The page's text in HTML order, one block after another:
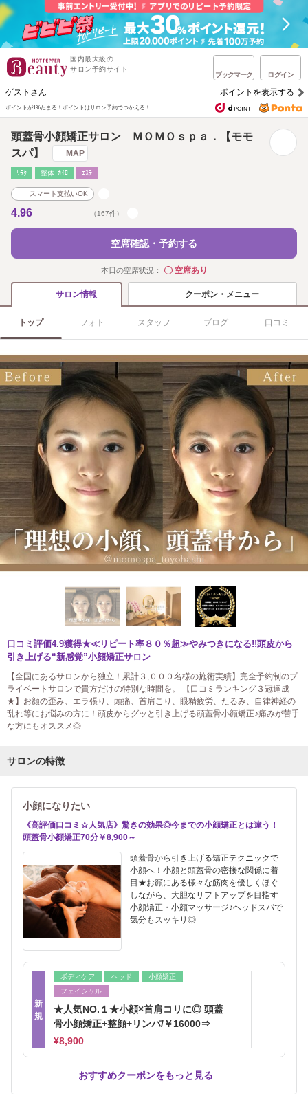
国内最大級の
サロン予約サイト
ブックマーク ログイン
ゲストさん ポイントを表示する
ポイントが1%たまる！ ポイントはサロン予約でつかえる！
頭蓋骨小顔矯正サロン ＭＯＭＯｓｐａ．【モモ
スパ】
MAP
ﾘﾗｸ 整体･ｶｲﾛ ｴｽﾃ
スマート支払いOK
4.96 （167件）
空席確認・予約する
本日の空席状況： ◯空席あり
サロン情報 クーポン・メニュー
トップ フォト スタッフ ブログ 口コミ
口コミ評価4.9獲得★≪リピート率８０％超≫やみつきになる!!頭皮から
引き上げる“新感覚”小顔矯正サロン
【全国にあるサロンから独立！累計３,０００名様の施術実績】完全予約制のプ
ライベートサロンで貴方だけの特別な時間を。 【口コミランキング３冠達成
★】お顔の歪み、エラ張り、頭痛、首肩こり、眼精疲労、たるみ、自律神経の
乱れ等にお悩みの方に！頭皮からグッと引き上げる頭蓋骨小顔矯正♪痛みが苦手
な方にもオススメ◎
サロンの特徴
小顔になりたい
《高評価口コミ☆人気店》驚きの効果◎今までの小顔矯正とは違う！
頭蓋骨小顔矯正70分￥8,900～
頭蓋骨から引き上げる矯正テクニックで
小顔へ！小顔と頭蓋骨の密接な関係に着
目★お顔にある様々な筋肉を優しくほぐ
しながら、大胆なリフトアップを目指す
小顔矯正・小顔マッサージ♪ヘッドスパで
気分もスッキリ◎
新
規
ボディケア ヘッド
小顔矯正
フェイシャル
★人気NO.１★小顔×首肩コリに◎ 頭蓋
骨小顔矯正+整顔+リンパ/￥16000⇒
¥8,900
おすすめクーポンをもっと見る